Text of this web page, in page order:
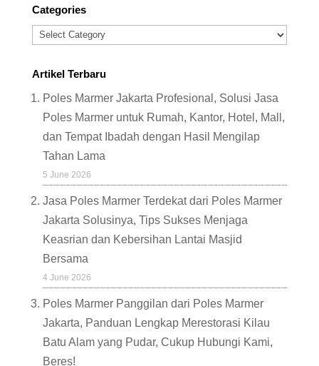
Categories
Categories
Artikel Terbaru
Poles Marmer Jakarta Profesional, Solusi Jasa
Poles Marmer untuk Rumah, Kantor, Hotel, Mall,
dan Tempat Ibadah dengan Hasil Mengilap
Tahan Lama
5 June 2026
Jasa Poles Marmer Terdekat dari Poles Marmer
Jakarta Solusinya, Tips Sukses Menjaga
Keasrian dan Kebersihan Lantai Masjid
Bersama
4 June 2026
Poles Marmer Panggilan dari Poles Marmer
Jakarta, Panduan Lengkap Merestorasi Kilau
Batu Alam yang Pudar, Cukup Hubungi Kami,
Beres!